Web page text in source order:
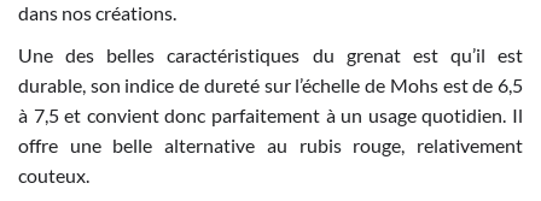
dans nos créations.
Une des belles caractéristiques du grenat est qu’il est
durable, son indice de dureté sur l’échelle de Mohs est de 6,5
à 7,5 et convient donc parfaitement à un usage quotidien. Il
offre une belle alternative au rubis rouge, relativement
couteux.